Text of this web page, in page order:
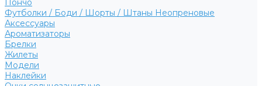
Пончо
Футболки / Боди / Шорты / Штаны Неопреновые
Аксессуары
Ароматизаторы
Брелки
Жилеты
Модели
Наклейки